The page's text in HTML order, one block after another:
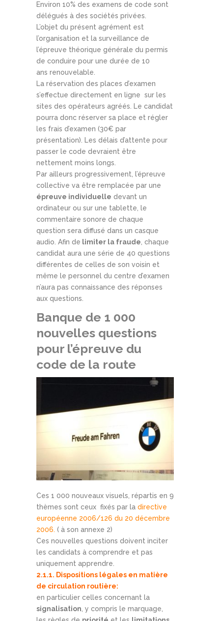
Environ 10% des examens de code sont
délégués à des sociétés privées.
L’objet du présent agrément est
l’organisation et la surveillance de
l’épreuve théorique générale du permis
de conduire pour une durée de 10
ans renouvelable.
La réservation des places d’examen
s’effectue directement en ligne sur les
sites des opérateurs agréés. Le candidat
pourra donc réserver sa place et régler
les frais d’examen (30€ par
présentation). Les délais d’attente pour
passer le code devraient être
nettement moins longs.
Par ailleurs progressivement, l’épreuve
collective va être remplacée par une
épreuve individuelle devant un
ordinateur ou sur une tablette, le
commentaire sonore de chaque
question sera diffusé dans un casque
audio. Afin de limiter la fraude, chaque
candidat aura une série de 40 questions
différentes de celles de son voisin et
même le personnel du centre d’examen
n’aura pas connaissance des réponses
aux questions.
Banque de 1 000
nouvelles questions
pour l’épreuve du
code de la route
Ces 1 000 nouveaux visuels, répartis en 9
thèmes sont ceux fixés par la directive
européenne 2006/126 du 20 décembre
2006. ( à son annexe 2)
Ces nouvelles questions doivent inciter
les candidats à comprendre et pas
uniquement apprendre.
2.1.1. Dispositions légales en matière
de circulation routière:
en particulier celles concernant la
signalisation, y compris le marquage,